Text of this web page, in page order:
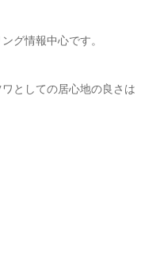
グ情報中心です。
としての居心地の良さは